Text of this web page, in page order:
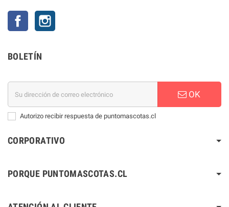
Facebook
BOLETÍN
OK
Autorizo recibir respuesta de puntomascotas.cl
CORPORATIVO
PORQUE PUNTOMASCOTAS.CL